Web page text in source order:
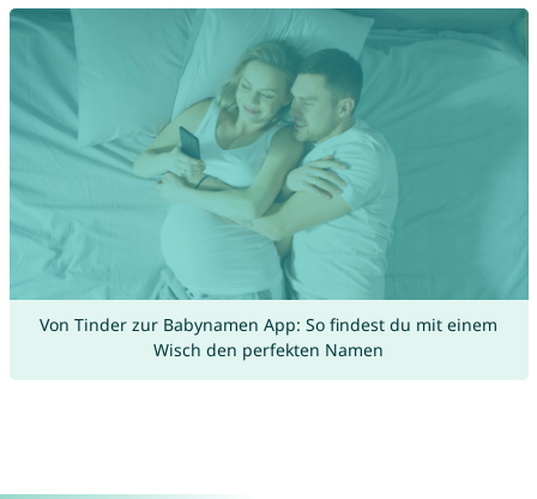
Von Tinder zur Babynamen App: So findest du mit einem
Wisch den perfekten Namen